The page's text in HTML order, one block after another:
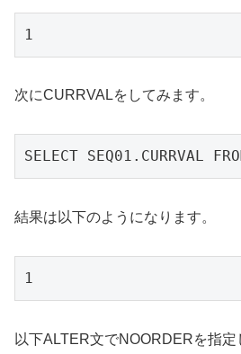
1
次にCURRVALをしてみます。
SELECT SEQ01.CURRVAL
結果は以下のようになります。
1
以下ALTER文でNOORDERを指定